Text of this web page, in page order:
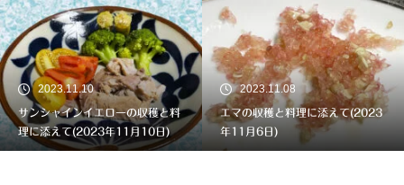
2023.11.10
サンシャインイエローの収穫と料
理に添えて(2023年11月10日)
2023.11.08
エマの収穫と料理に添えて(2023
年11月6日)